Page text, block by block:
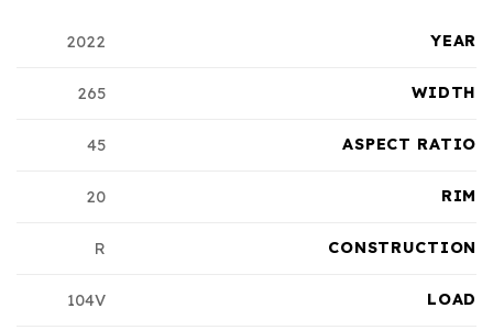
YEAR
2022
WIDTH
265
ASPECT RATIO
45
RIM
20
CONSTRUCTION
R
LOAD
104V